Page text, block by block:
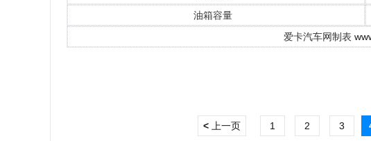
油箱容量
爱卡汽车网制表
< 上一页 1 2 3